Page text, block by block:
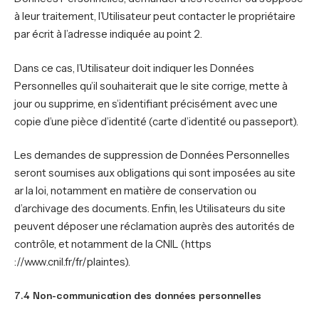
à leur traitement, l’Utilisateur peut contacter le propriétaire
par écrit à l’adresse indiquée au point 2.
Dans ce cas, l’Utilisateur doit indiquer les Données
Personnelles qu’il souhaiterait que le site corrige, mette à
jour ou supprime, en s’identifiant précisément avec une
copie d’une pièce d’identité (carte d’identité ou passeport).
Les demandes de suppression de Données Personnelles
seront soumises aux obligations qui sont imposées au site
ar la loi, notamment en matière de conservation ou
d’archivage des documents. Enfin, les Utilisateurs du site
peuvent déposer une réclamation auprès des autorités de
contrôle, et notamment de la CNIL (https
://www.cnil.fr/fr/plaintes).
7.4 Non-communication des données personnelles